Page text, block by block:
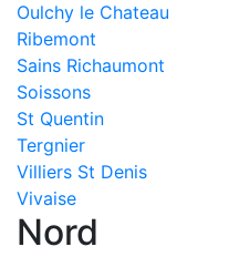
Oulchy le Chateau
Ribemont
Sains Richaumont
Soissons
St Quentin
Tergnier
Villiers St Denis
Vivaise
Nord